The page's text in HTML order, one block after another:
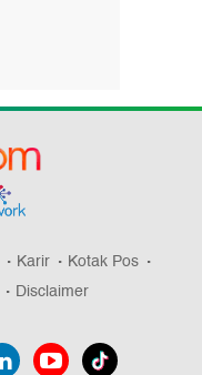
Karir
Kotak Pos
Disclaimer